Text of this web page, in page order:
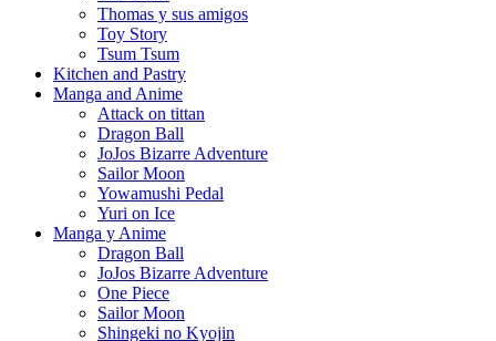
Thomas y sus amigos
Toy Story
Tsum Tsum
Kitchen and Pastry
Manga and Anime
Attack on tittan
Dragon Ball
JoJos Bizarre Adventure
Sailor Moon
Yowamushi Pedal
Yuri on Ice
Manga y Anime
Dragon Ball
JoJos Bizarre Adventure
One Piece
Sailor Moon
Shingeki no Kyojin